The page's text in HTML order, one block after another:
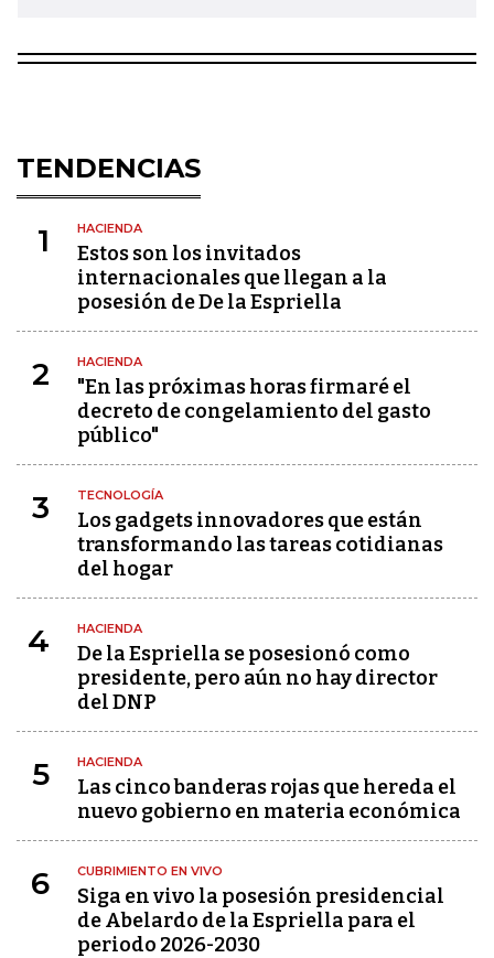
TENDENCIAS
1 HACIENDA
Estos son los invitados
internacionales que llegan a la
posesión de De la Espriella
2 HACIENDA
"En las próximas horas firmaré el
decreto de congelamiento del gasto
público"
3 TECNOLOGÍA
Los gadgets innovadores que están
transformando las tareas cotidianas
del hogar
4 HACIENDA
De la Espriella se posesionó como
presidente, pero aún no hay director
del DNP
5 HACIENDA
Las cinco banderas rojas que hereda el
nuevo gobierno en materia económica
6 CUBRIMIENTO EN VIVO
Siga en vivo la posesión presidencial
de Abelardo de la Espriella para el
periodo 2026-2030